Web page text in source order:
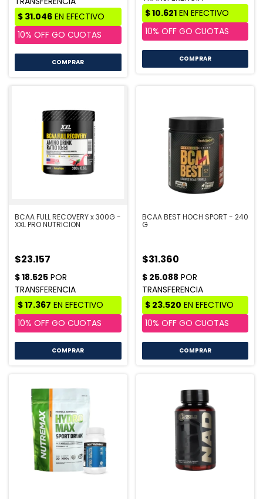
COMPRAR
BCAA FULL RECOVERY x 300G -
XXL PRO NUTRICION
$23.157
BCAA BEST HOCH SPORT - 240
G
$31.360